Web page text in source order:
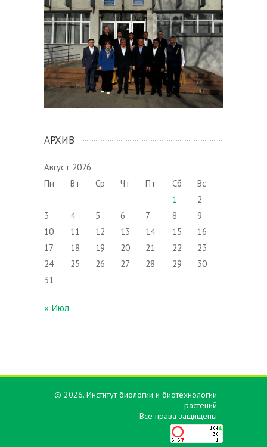
АРХИВ
Август 2026
Пн
Вт Ср Чт Пт Сб
Вс
1
2
3
4 5 6 7 8
9
10
11 12 13 14 15
16
17
18 19 20 21 22
23
24
25 26 27 28 29
30
31
« Июл
© 2026. Институт биологии и биотехнологии
растений
Все права защищены